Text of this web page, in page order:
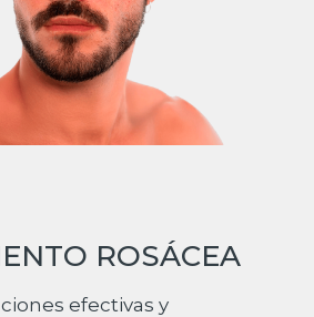
ROSÁCEA
efectivas y